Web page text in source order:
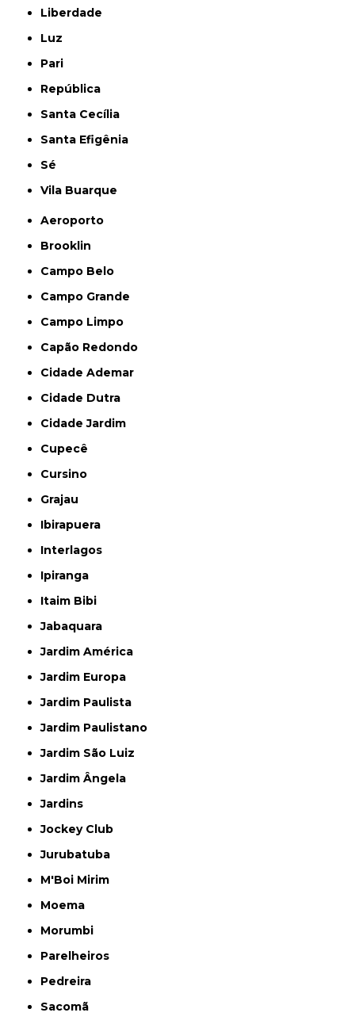
Liberdade
Luz
Pari
República
Santa Cecília
Santa Efigênia
Sé
Vila Buarque
Aeroporto
Brooklin
Campo Belo
Campo Grande
Campo Limpo
Capão Redondo
Cidade Ademar
Cidade Dutra
Cidade Jardim
Cupecê
Cursino
Grajau
Ibirapuera
Interlagos
Ipiranga
Itaim Bibi
Jabaquara
Jardim América
Jardim Europa
Jardim Paulista
Jardim Paulistano
Jardim São Luiz
Jardim Ângela
Jardins
Jockey Club
Jurubatuba
M'Boi Mirim
Moema
Morumbi
Parelheiros
Pedreira
Sacomã